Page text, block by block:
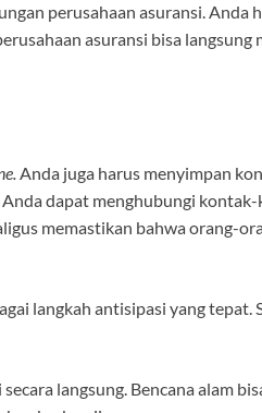
perusahaan asuransi. Anda
asuransi bisa
Anda juga harus menyimpan
dapat menghubungi
memastikan bahwa orang-
langkah antisipasi yang tepat.
langsung. Bencana alam